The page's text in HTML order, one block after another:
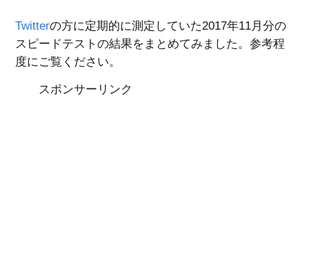
Twitterの方に定期的に測定していた2017年11月分の
スピードテストの結果をまとめてみました。参考程
度にご覧ください。
スポンサーリンク